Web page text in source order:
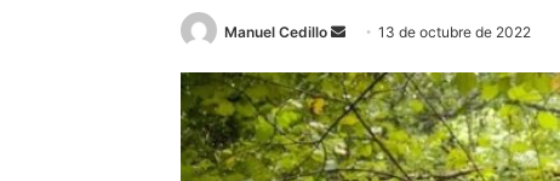
Manuel Cedillo
Send
email
13 de octubre de 2022